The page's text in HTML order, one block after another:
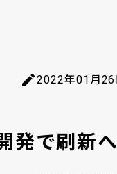
2022年01月26
発で刷新へ